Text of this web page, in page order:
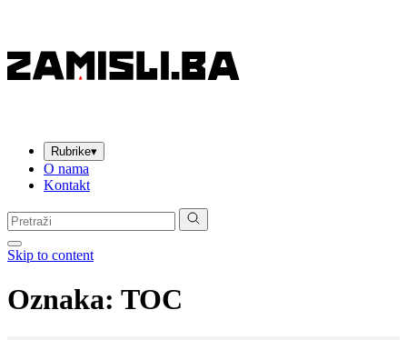
Rubrike▾
O nama
Kontakt
Pretraga:
Skip to content
Oznaka: TOC